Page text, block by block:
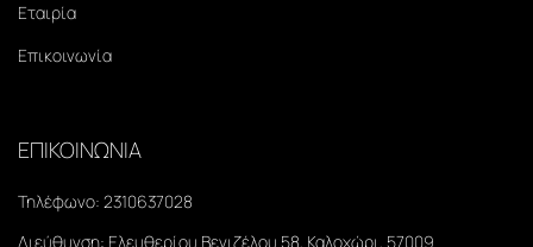
Εταιρία
Επικοινωνία
ΕΠΙΚΟΙΝΩΝΙΑ
Τηλέφωνο: 2310637028
Διεύθυνση: Ελευθερίου Βενιζέλου 58, Καλοχώρι, 57009